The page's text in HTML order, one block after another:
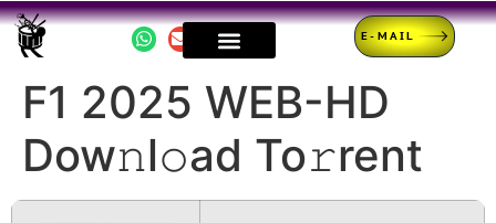
E-MAIL
F1 2025 WEB-HD
Dow𝚗l𝚘ad To𝚛rent